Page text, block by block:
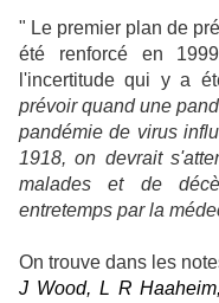
" Le premier plan de
été renforcé en
l'incertitude qui y a
prévoir quand une
pandémie de virus
1918, on devrait
malades et de
entretemps par la
On trouve dans les
J Wood, L R